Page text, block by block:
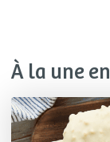
À la une